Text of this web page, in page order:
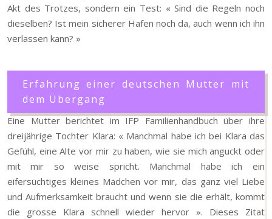
Akt des Trotzes, sondern ein Test: « Sind die Regeln noch
dieselben? Ist mein sicherer Hafen noch da, auch wenn ich ihn
verlassen kann? »
Erfahrung einer deutschen Mutter mit
dem Übergang
Eine Mutter berichtet im IFP Familienhandbuch über ihre
dreijährige Tochter Klara: « Manchmal habe ich bei Klara das
Gefühl, eine Alte vor mir zu haben, wie sie mich anguckt oder
mit mir so weise spricht. Manchmal habe ich ein
eifersüchtiges kleines Mädchen vor mir, das ganz viel Liebe
und Aufmerksamkeit braucht und wenn sie die erhält, kommt
die grosse Klara schnell wieder hervor ». Dieses Zitat